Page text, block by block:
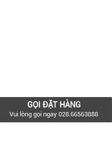
GỌI ĐẶT HÀNG
Vui lòng gọi ngay 028.66563888